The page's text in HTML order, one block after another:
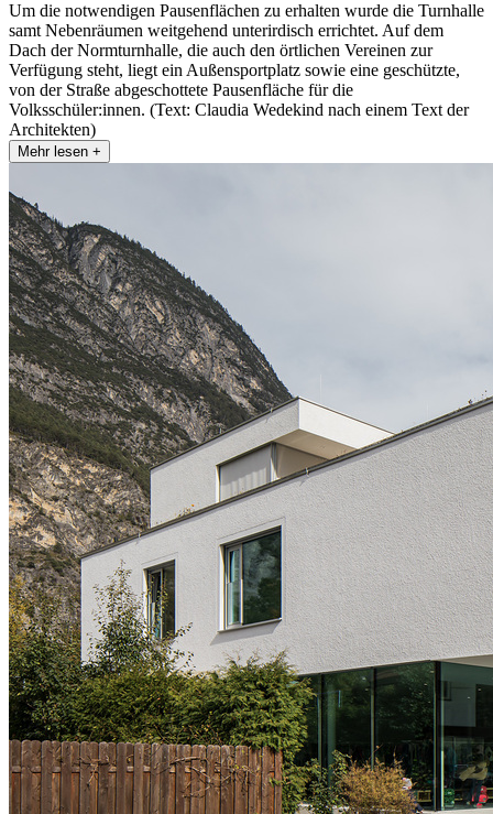
Um die notwendigen Pausenflächen zu erhalten wurde die Turnhalle
samt Nebenräumen weitgehend unterirdisch errichtet. Auf dem
Dach der Normturnhalle, die auch den örtlichen Vereinen zur
Verfügung steht, liegt ein Außensportplatz sowie eine geschützte,
von der Straße abgeschottete Pausenfläche für die
Volksschüler:innen. (Text: Claudia Wedekind nach einem Text der
Architekten)
Mehr lesen +